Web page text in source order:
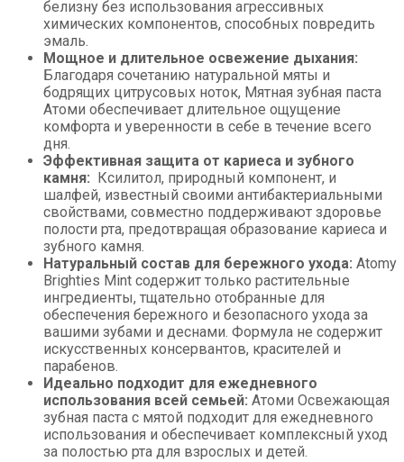
белизну без использования агрессивных
химических компонентов, способных повредить
эмаль.
Мощное и длительное освежение дыхания:
Благодаря сочетанию натуральной мяты и
бодрящих цитрусовых ноток, Мятная зубная паста
Атоми обеспечивает длительное ощущение
комфорта и уверенности в себе в течение всего
дня.
Эффективная защита от кариеса и зубного
камня: Ксилитол, природный компонент, и
шалфей, известный своими антибактериальными
свойствами, совместно поддерживают здоровье
полости рта, предотвращая образование кариеса и
зубного камня.
Натуральный состав для бережного ухода: Atomy
Brighties Mint содержит только растительные
ингредиенты, тщательно отобранные для
обеспечения бережного и безопасного ухода за
вашими зубами и деснами. Формула не содержит
искусственных консервантов, красителей и
парабенов.
Идеально подходит для ежедневного
использования всей семьей: Атоми Освежающая
зубная паста с мятой подходит для ежедневного
использования и обеспечивает комплексный уход
за полостью рта для взрослых и детей.